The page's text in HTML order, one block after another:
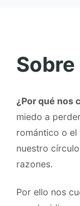
¿Por qué nos
miedo a
romántico o
nuestro
razones.
Por ello nos